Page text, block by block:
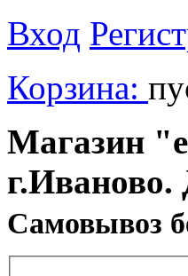
Вход
Корзина:
Магазин
г.Иваново.
Cамовывоз